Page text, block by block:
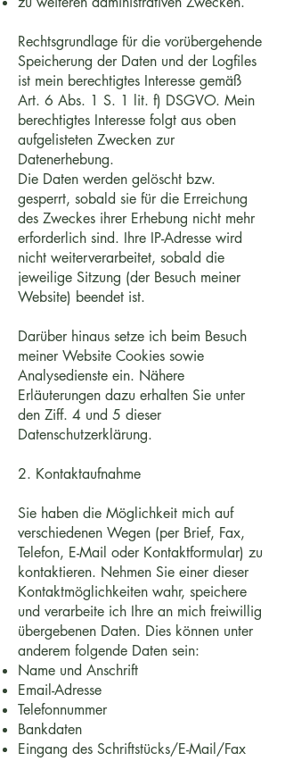
Rechtsgrundlage für die vorübergehende
Speicherung der Daten und der Logfiles
ist mein berechtigtes Interesse gemäß
Art. 6 Abs. 1 S. 1 lit. f) DSGVO. Mein
berechtigtes Interesse folgt aus oben
aufgelisteten Zwecken zur
Datenerhebung.
Die Daten werden gelöscht bzw.
gesperrt, sobald sie für die Erreichung
des Zweckes ihrer Erhebung nicht mehr
erforderlich sind. Ihre IP-Adresse wird
nicht weiterverarbeitet, sobald die
jeweilige Sitzung (der Besuch meiner
Website) beendet ist.
Darüber hinaus setze ich beim Besuch
meiner Website Cookies sowie
Analysedienste ein. Nähere
Erläuterungen dazu erhalten Sie unter
den Ziff. 4 und 5 dieser
Datenschutzerklärung.
2. Kontaktaufnahme
Sie haben die Möglichkeit mich auf
verschiedenen Wegen (per Brief, Fax,
Telefon, E-Mail oder Kontaktformular) zu
kontaktieren. Nehmen Sie einer dieser
Kontaktmöglichkeiten wahr, speichere
und verarbeite ich Ihre an mich freiwillig
übergebenen Daten. Dies können unter
anderem folgende Daten sein:
Name und Anschrift
Email-Adresse
Telefonnummer
Bankdaten
Eingang des Schriftstücks/E-Mail/Fax